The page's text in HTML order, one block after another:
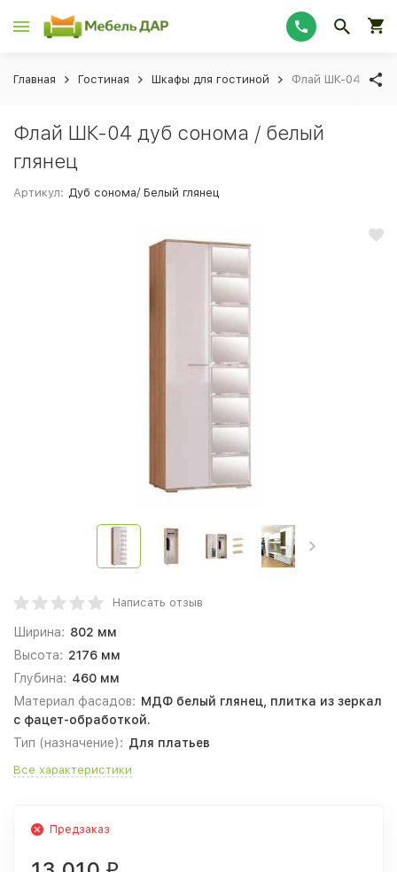
Главная Гостиная Шкафы для гостиной Флай ШК-04 дуб
Флай ШК-04 дуб сонома / белый
глянец
Артикул: Дуб сонома/ Белый глянец
Написать отзыв
Ширина: 802 мм
Высота: 2176 мм
Глубина: 460 мм
Материал фасадов: МДФ белый глянец, плитка из зеркал
с фацет-обработкой.
Тип (назначение): Для платьев
Все характеристики
Предзаказ